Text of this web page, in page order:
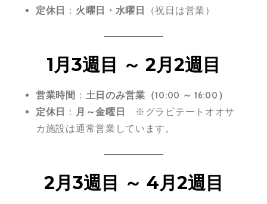
定休日
： 火曜日・水曜日 （祝日は営業）
1月3週目 ～ 2月2週目
営業時間 ： 土日のみ営業（10:00 ～ 16:00）
定休日
： 月～金曜日
※グラビテートオオサ
カ施設は通常営業しています。
2月3週目 ～ 4月2週目